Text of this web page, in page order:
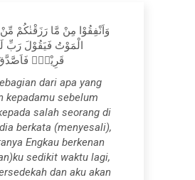
وَاَنْفِقُوْا مِنْ مَّا رَزَقْنٰكُمْ
الْمَوْتُ فَيَقُوْلَ رَبِّ
قَرِيْبٍۚ فَاَصَّدَّقَ
dari apa yang
kepadamu sebelum
salah seorang di
berkata (menyesali),
Engkau berkenan
sedikit waktu lagi,
dan aku akan